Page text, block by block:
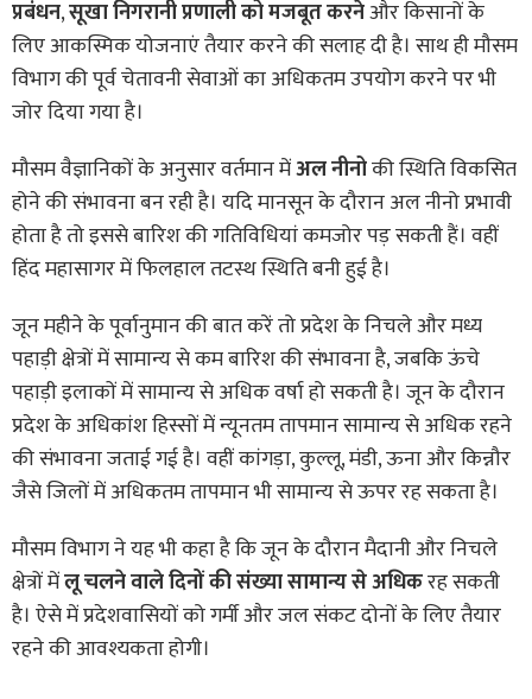
प्रबंधन,सूखा निगरानी प्रणाली को मजबूत करनेऔर किसानों के
लिए आकस्मिक योजनाएं तैयार करने की सलाह दी है। साथ ही मौसम
विभाग की पूर्व चेतावनी सेवाओं का अधिकतम उपयोग करने पर भी
जोर दिया गया है।
मौसम वैज्ञानिकों के अनुसार वर्तमान मेंअल नीनोकी स्थिति विकसित
होने की संभावना बन रही है। यदि मानसून के दौरान अल नीनो प्रभावी
होता है तो इससे बारिश की गतिविधियां कमजोर पड़ सकती हैं। वहीं
हिंद महासागर में फिलहाल तटस्थ स्थिति बनी हुई है।
जून महीने के पूर्वानुमान की बात करें तो प्रदेश के निचले और मध्य
पहाड़ी क्षेत्रों में सामान्य से कम बारिश की संभावना है, जबकि ऊंचे
पहाड़ी इलाकों में सामान्य से अधिक वर्षा हो सकती है। जून के दौरान
प्रदेश के अधिकांश हिस्सों में न्यूनतम तापमान सामान्य से अधिक रहने
की संभावना जताई गई है। वहीं कांगड़ा, कुल्लू, मंडी, ऊना और किन्नौर
जैसे जिलों में अधिकतम तापमान भी सामान्य से ऊपर रह सकता है।
मौसम विभाग ने यह भी कहा है कि जून के दौरान मैदानी और निचले
क्षेत्रों मेंलू चलने वाले दिनों की संख्या सामान्य से अधिकरह सकती
है। ऐसे में प्रदेशवासियों को गर्मी और जल संकट दोनों के लिए तैयार
रहने की आवश्यकता होगी।